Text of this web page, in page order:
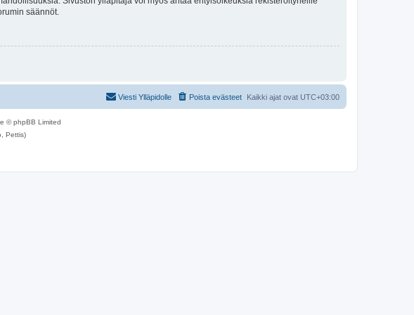
säännöt.
Kaikki ajat ovat UTC+03:00
Poista evästeet
Viesti Ylläpidolle
© phpBB Limited
Pettis)